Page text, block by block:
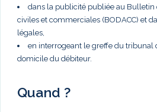
dans la publicité publiée au Bulletin
civiles et commerciales (BODACC) et
légales,
en interrogeant le greffe du tribunal
domicile du débiteur.
Quand ?